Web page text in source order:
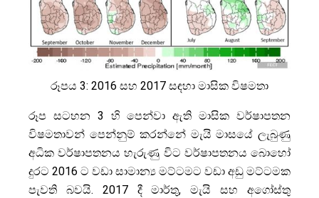
රූපය 3: 2016 සහ 2017 සඳහා මාසික විෂමතා
රූප සටහන 3 හි පෙන්වා ඇති මාසික වර්ෂාපතන
විෂමතාවන් පෙන්නුම් කරන්නේ මැයි මාසයේ ලැබුණු
අධික වර්ෂාපතනය හැරුණු විට වර්ෂාපතනය බොහෝ
දුරට 2016 ට වඩා සාමාන්‍ය මට්ටමට වඩා අඩු මට්ටමක
පැවති බවයි. 2017 දී මාර්තු, මැයි සහ අගෝස්තු